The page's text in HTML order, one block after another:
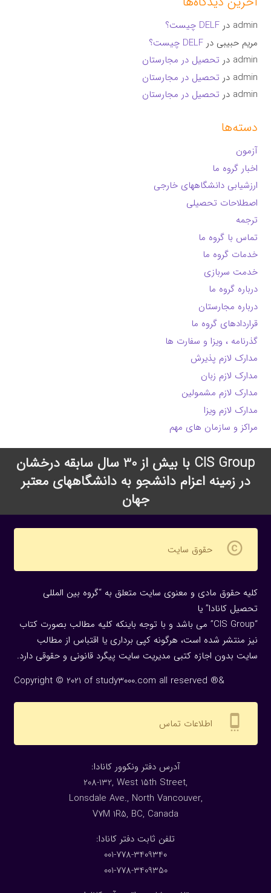
admin درDELF چیست؟
مریم حبیبی درDELF چیست؟
admin در تحصیل در مجارستان
admin در تحصیل در مجارستان
admin در تحصیل در مجارستان
دسته‌ها
آزمون
اخبار گروه ما
ارزشیابی دانشگاههای خارجی
اصطلاحات تحصیلی
ترجمه
تماس با گروه ما
خدمات گروه ما
خدمت سربازی
درباره گروه ما
درباره مجارستان
قراردادهای گروه ما
گذرنامه ، ویزا و سفارت ها
مدارک لازم پذیرش
مدارک لازم زبان
مدارک لازم مشمولین
مدارک لازم ویزا
مراکز و سازمان های مهم
CIS Group با بیش از 30 سال سابقه درخشان
در زمینه اعزام دانشجو به دانشگاههای معتبر
جهان
copyright حقوق سایت
کلیه حقوق مادی و معنوی سایت متعلق به “گروه بین المللی
تحصیل کانادا” یا
“CIS Group” می باشد و با توجه باینکه کلیه مطالب بصورت کتاب
نیز منتشر شده است، هرگونه كپی برداری یا اقتباس از مطالب
سایت بدون اجازه كتبی مدیریت سایت پیگرد قانونی و حقوقی دارد.
Copyright © 2021 of study3000.com all reserved ®&
settings_cell اطلاعات تماس
:آدرس دفتر ونکوور کانادا
208-132, West 15th Street,
Lonsdale Ave., North Vancouver,
V7M 1R5, BC, Canada
:تلفن ثابت دفتر کانادا
001-778-3409340
001-778-3409350